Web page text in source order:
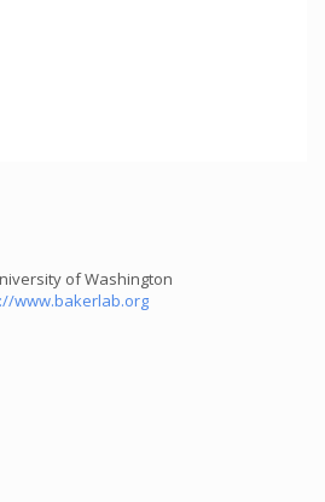
of Washington
www.bakerlab.org